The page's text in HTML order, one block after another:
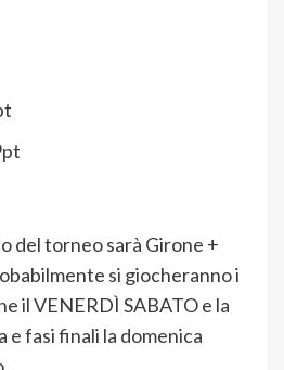
del torneo sarà Girone +
si giocheranno i
il VENERDÌ SABATO e la
fasi finali la domenica